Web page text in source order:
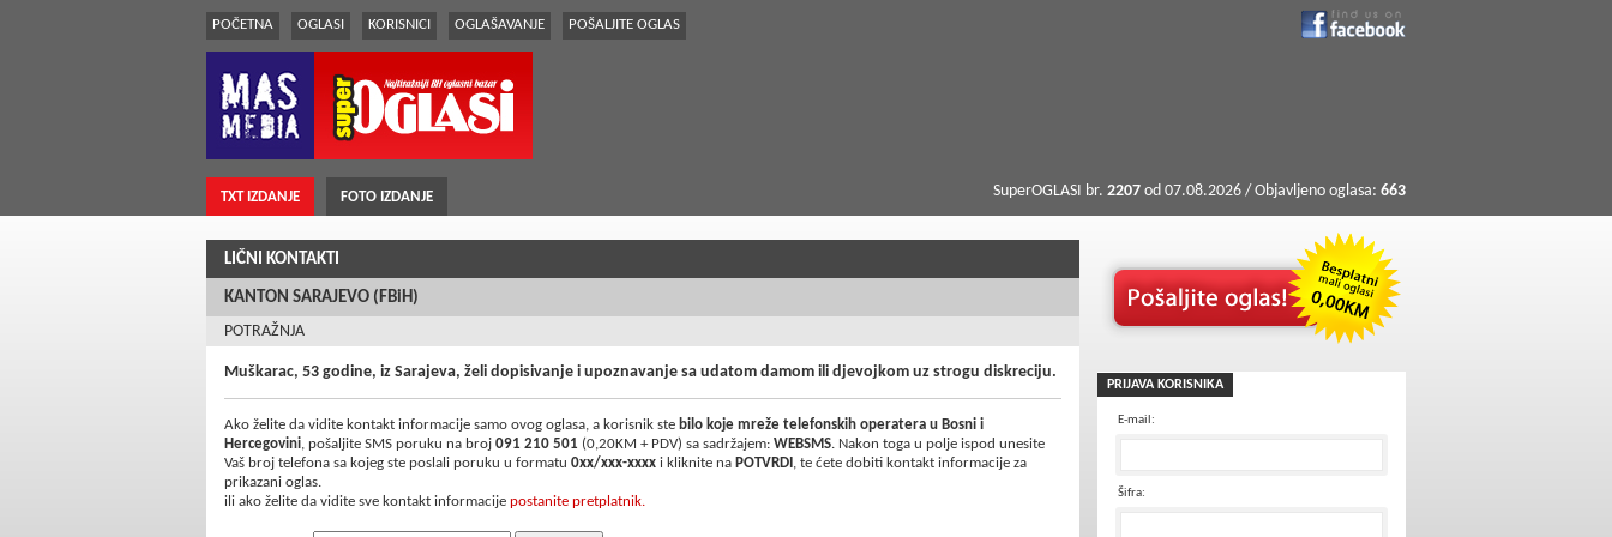
POČETNA OGLASI KORISNICI OGLAŠAVANJE POŠALJITE OGLAS
TXT IZDANJE FOTO IZDANJE SuperOGLASI br. 2207 od 07.08.2026 / Objavljeno oglasa: 663
LIČNI KONTAKTI
KANTON SARAJEVO (FBiH)
POTRAŽNJA
Muškarac, 53 godine, iz Sarajeva, želi dopisivanje i upoznavanje sa udatom damom ili djevojkom uz strogu diskreciju.
Ako želite da vidite kontakt informacije samo ovog oglasa, a korisnik ste bilo koje mreže telefonskih operatera u Bosni i
Hercegovini, pošaljite SMS poruku na broj 091 210 501 (0,20KM + PDV) sa sadržajem: WEBSMS. Nakon toga u polje ispod unesite
Vaš broj telefona sa kojeg ste poslali poruku u formatu 0xx/xxx-xxxx i kliknite na POTVRDI , te ćete dobiti kontakt informacije za
prikazani oglas.
ili ako želite da vidite sve kontakt informacije postanite pretplatnik.
PRIJAVA KORISNIKA
E-mail:
Šifra: